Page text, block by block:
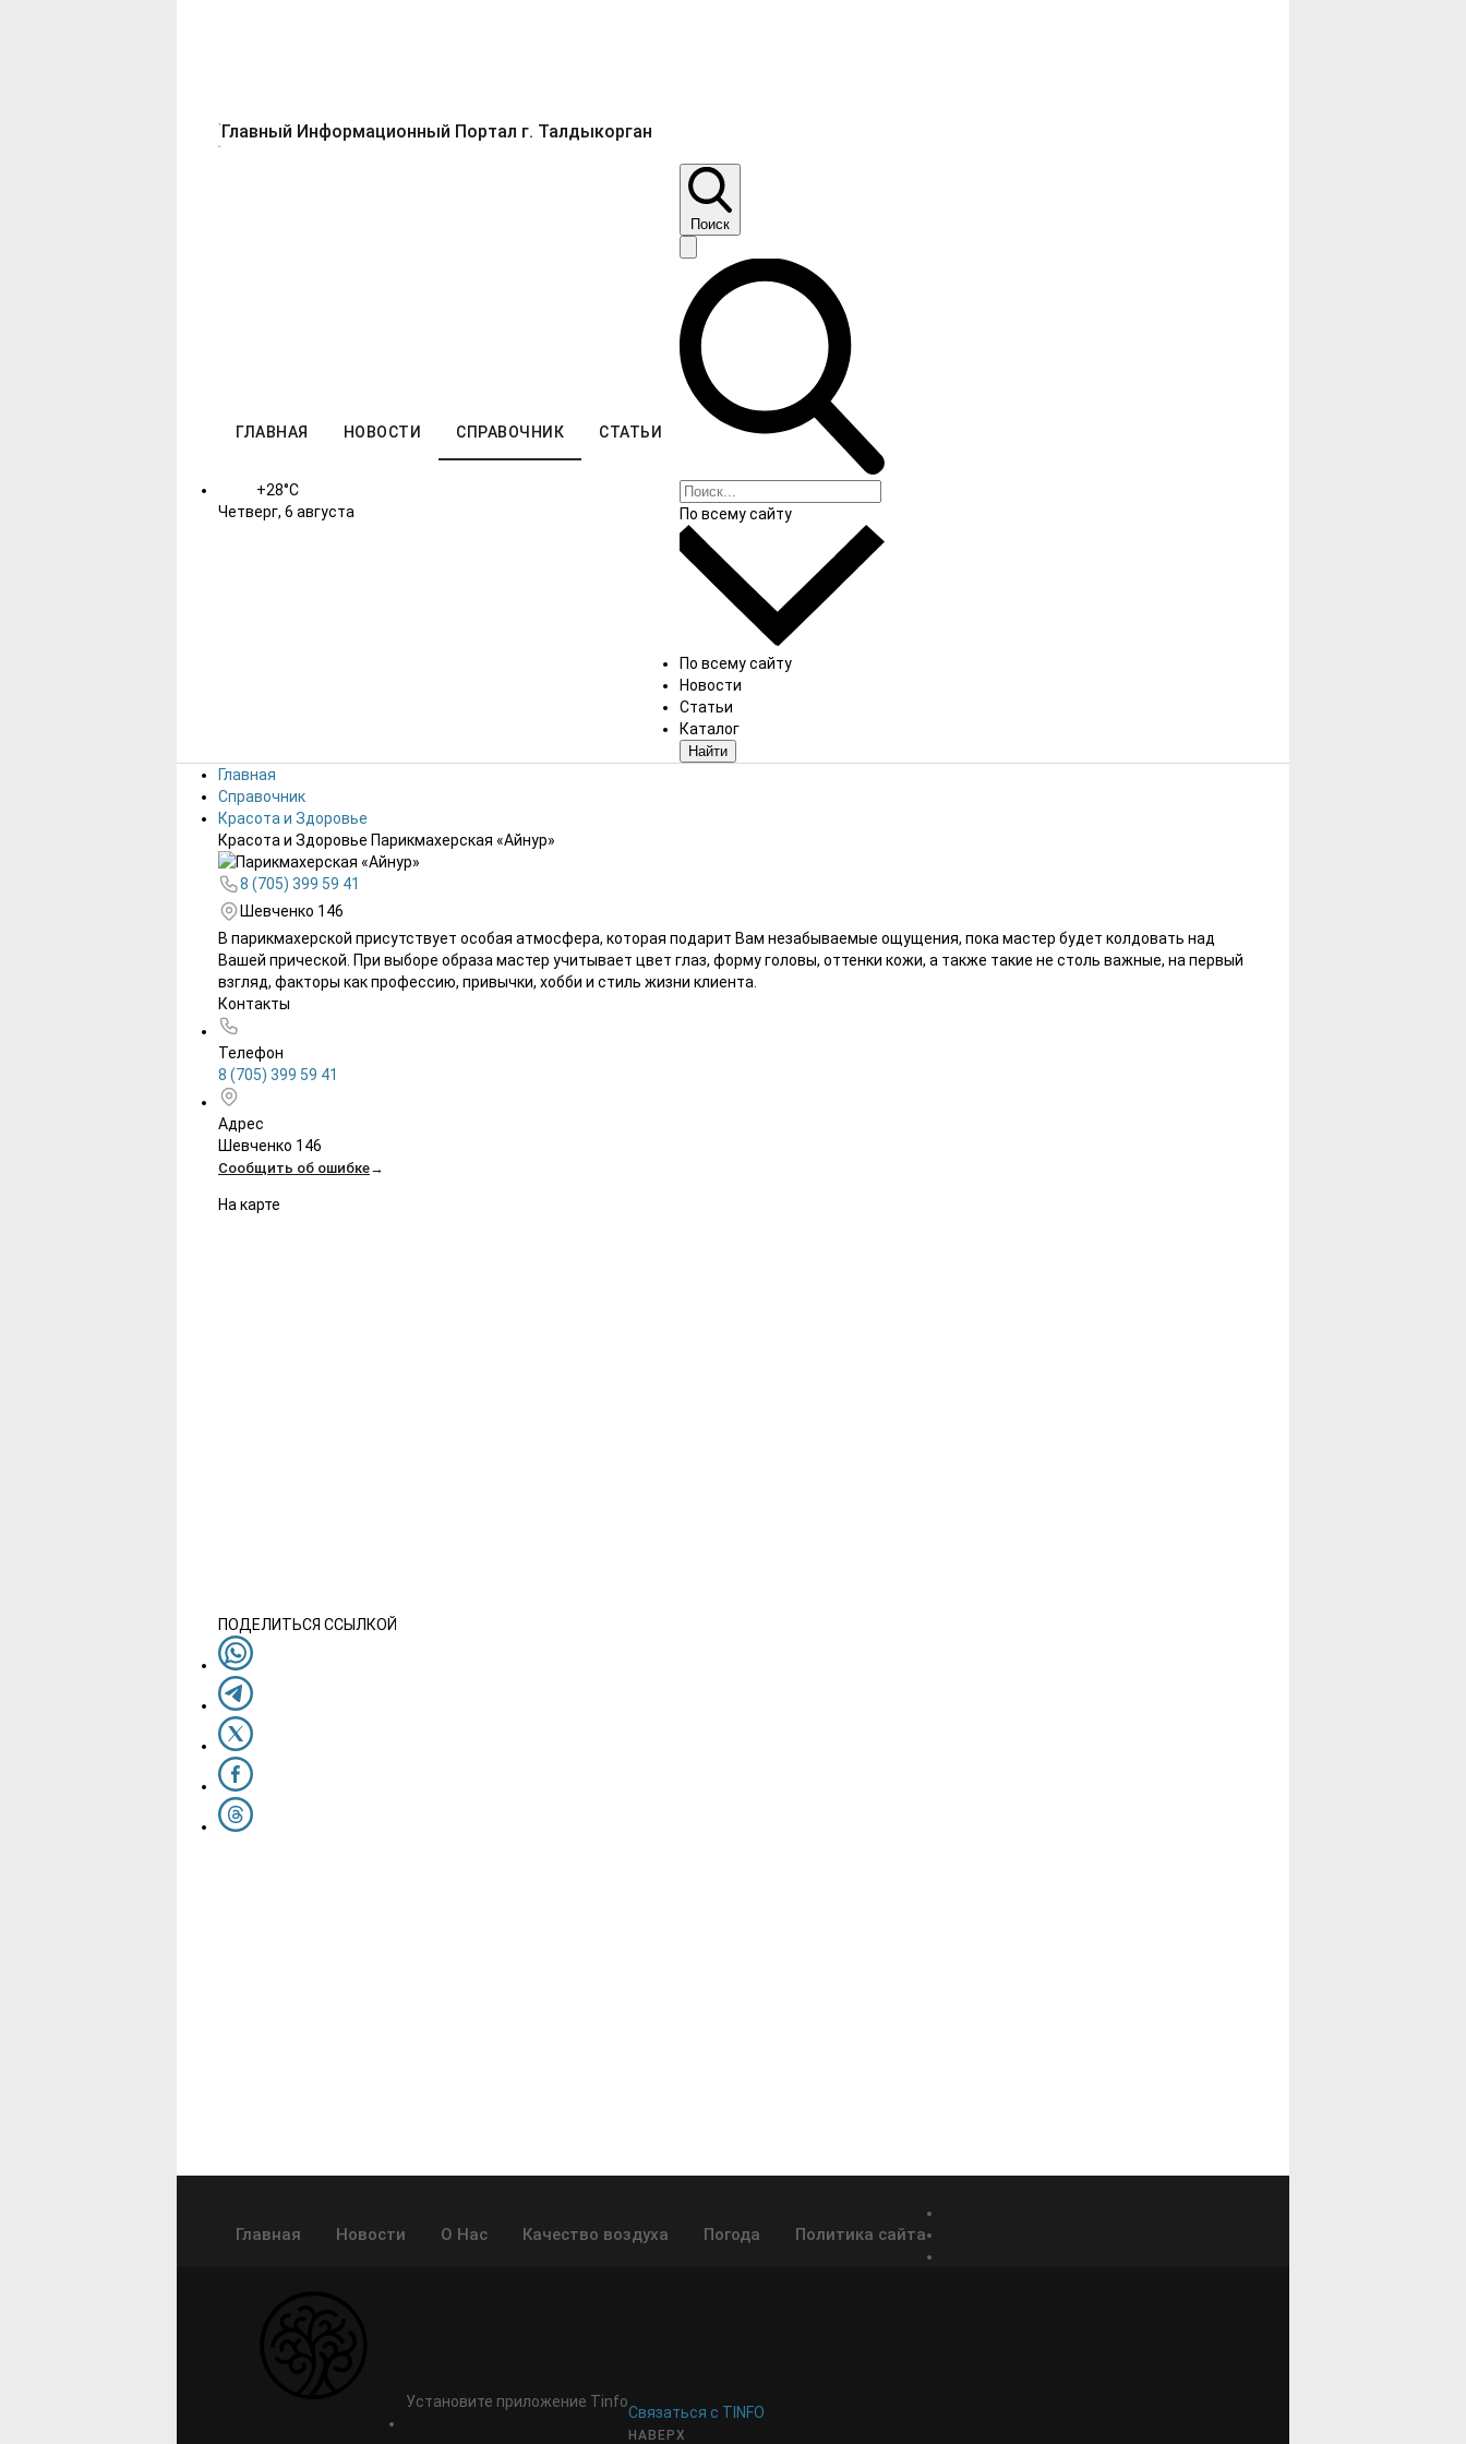
Главный Информационный Портал г. Талдыкорган
ГЛАВНАЯ НОВОСТИ СПРАВОЧНИК СТАТЬИ
+28°C
Четверг, 6 августа
Поиск
По всему сайту
По всему сайту
Новости
Статьи
Каталог
Найти
Главная
Справочник
Красота и Здоровье
Красота и Здоровье Парикмахерская «Айнур»
8 (705) 399 59 41
Шевченко 146
В парикмахерской присутствует особая атмосфера, которая подарит Вам незабываемые ощущения, пока мастер будет колдовать над
Вашей прической. При выборе образа мастер учитывает цвет глаз, форму головы, оттенки кожи, а также такие не столь важные, на первый
взгляд, факторы как профессию, привычки, хобби и стиль жизни клиента.
Контакты
Телефон
8 (705) 399 59 41
Адрес
Шевченко 146
Сообщить об ошибке→
На карте
ПОДЕЛИТЬСЯ ССЫЛКОЙ
Главная Новости О Нас Качество воздуха Погода Политика сайта
Установите приложение Tinfo
Связаться с TINFO
НАВЕРХ